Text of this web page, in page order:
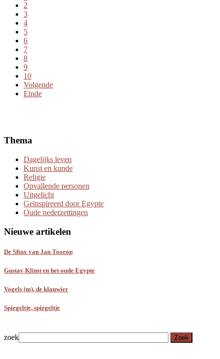
2
3
4
5
6
7
8
9
10
Volgende
Einde
Thema
Dagelijks leven
Kunst en kunde
Religie
Opvallende personen
Uitgelicht
Geïnspireerd door Egypte
Oude nederzettingen
Nieuwe artikelen
De Sfinx van Jan Toorop
Gustav Klimt en het oude Egypte
Vogels (m), de klauwier
Spiegeltje, spiegeltje
zoek Zoek